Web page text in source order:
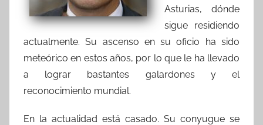
Asturias, dónde
sigue residiendo
actualmente. Su ascenso en su oficio ha sido
meteórico en estos años, por lo que le ha llevado
a lograr bastantes galardones y el
reconocimiento mundial.
En la actualidad está casado. Su conyugue se